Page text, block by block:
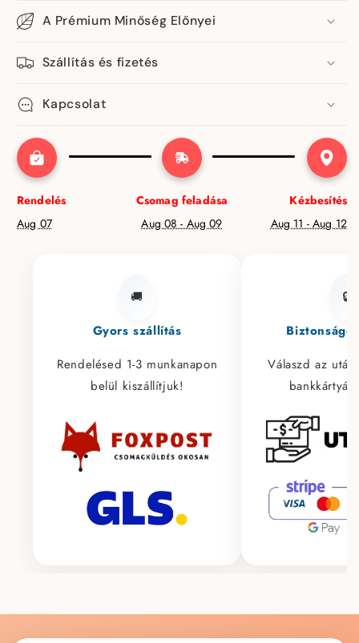
A Prémium Minőség Előnyei
Szállítás és fizetés
Kapcsolat
Rendelés
Aug 07
Csomag feladása
Aug 08 - Aug 09
Kézbesítés
Aug 11 - Aug 12
🚚
Gyors szállítás
Rendelésed 1-3 munkanapon
belül kiszállítjuk!
🔒
Válaszd az